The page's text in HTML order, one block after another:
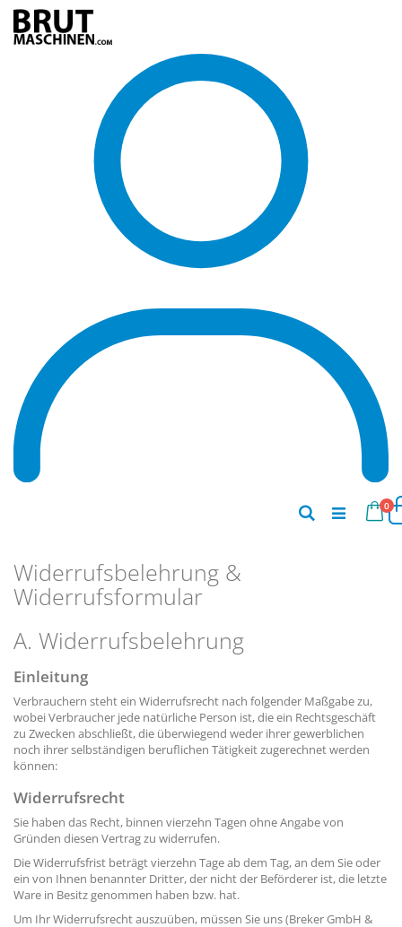
Direkt
zum
Inhalt
0
Suche
Widerrufsbelehrung &
Widerrufsformular
A. Widerrufsbelehrung
Einleitung
Verbrauchern steht ein Widerrufsrecht nach folgender Maßgabe zu,
wobei Verbraucher jede natürliche Person ist, die ein Rechtsgeschäft
zu Zwecken abschließt, die überwiegend weder ihrer gewerblichen
noch ihrer selbständigen beruflichen Tätigkeit zugerechnet werden
können:
Widerrufsrecht
Sie haben das Recht, binnen vierzehn Tagen ohne Angabe von
Gründen diesen Vertrag zu widerrufen.
Die Widerrufsfrist beträgt vierzehn Tage ab dem Tag, an dem Sie oder
ein von Ihnen benannter Dritter, der nicht der Beförderer ist, die letzte
Ware in Besitz genommen haben bzw. hat.
Um Ihr Widerrufsrecht auszuüben, müssen Sie uns (Breker GmbH &